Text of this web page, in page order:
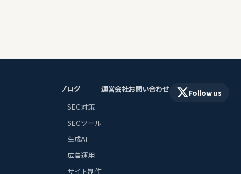
ブログ
SEO対策
SEOツール
生成AI
広告運用
サイト制作
運営会社お問い合わせ Follow us